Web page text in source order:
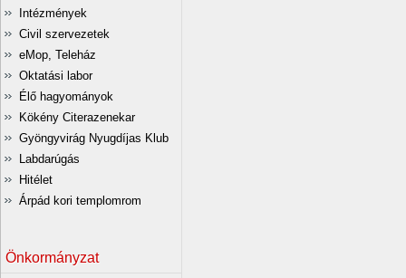
Intézmények
Civil szervezetek
eMop, Teleház
Oktatási labor
Élő hagyományok
Kökény Citerazenekar
Gyöngyvirág Nyugdíjas Klub
Labdarúgás
Hitélet
Árpád kori templomrom
Önkormányzat